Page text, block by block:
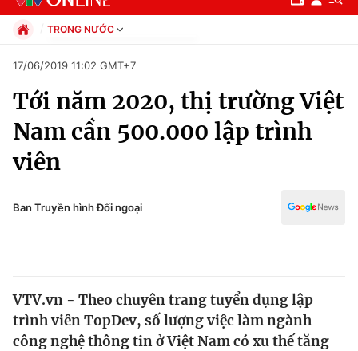
Chuyên mục
Chính trị
Thế giới
TRONG NƯỚC
Xã hội
Pháp luật
Kinh tế
Thể thao
Truyền hình
Đời sống
17/06/2019 11:02 GMT+7
Tới năm 2020, thị trường Việt
Nam cần 500.000 lập trình
viên
Ban Truyền hình Đối ngoại
VTV.vn - Theo chuyên trang tuyển dụng lập
trình viên TopDev, số lượng việc làm ngành
công nghệ thông tin ở Việt Nam có xu thế tăng